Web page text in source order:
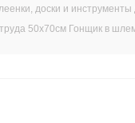
доски и инструменты
50х70см Гонщик в